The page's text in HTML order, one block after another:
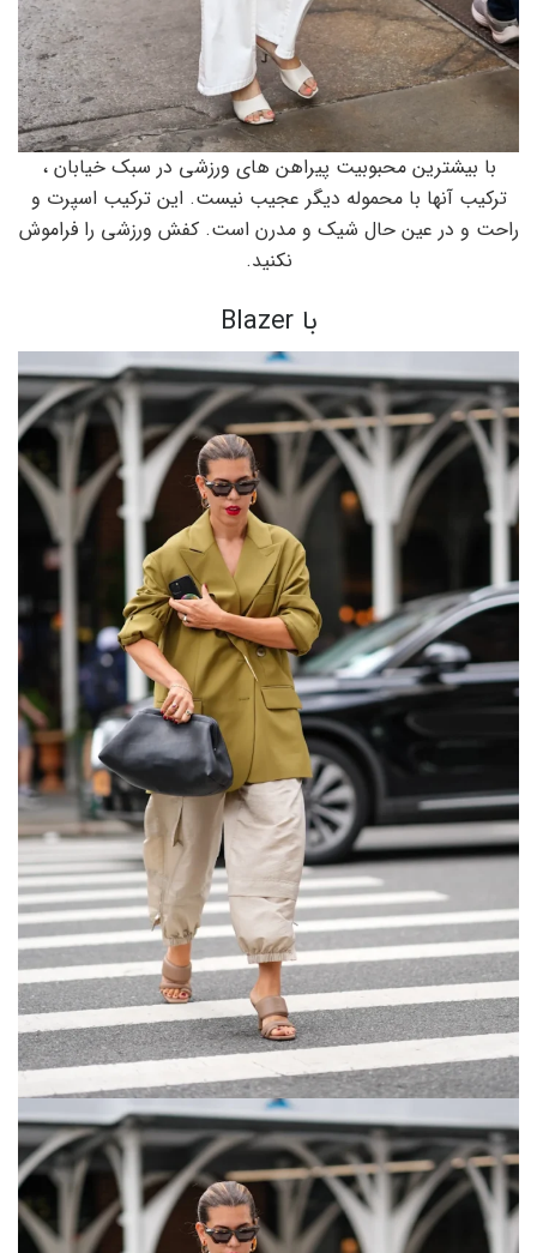
با بیشترین محبوبیت پیراهن های ورزشی در سبک خیابان ،
ترکیب آنها با محموله دیگر عجیب نیست. این ترکیب اسپرت و
راحت و در عین حال شیک و مدرن است. کفش ورزشی را فراموش
نکنید.
با Blazer